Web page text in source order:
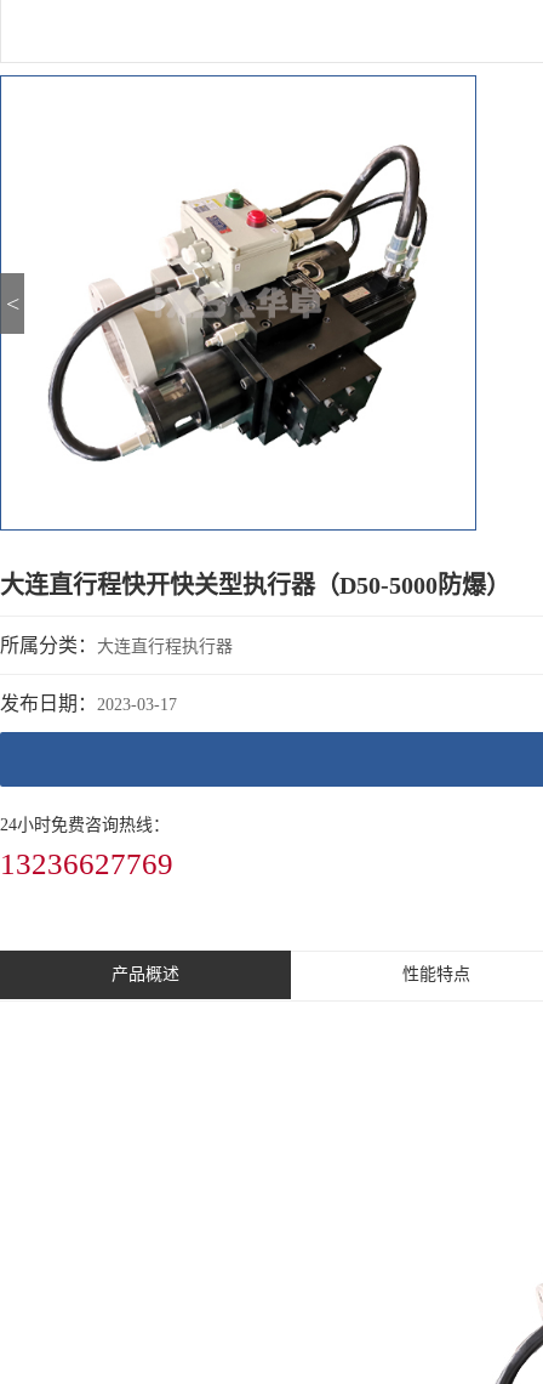
<
大连直行程快开快关型执行器（D50-5000防爆）
所属分类： 大连直行程执行器
发布日期： 2023-03-17
24小时免费咨询热线：
13236627769
产品概述 性能特点